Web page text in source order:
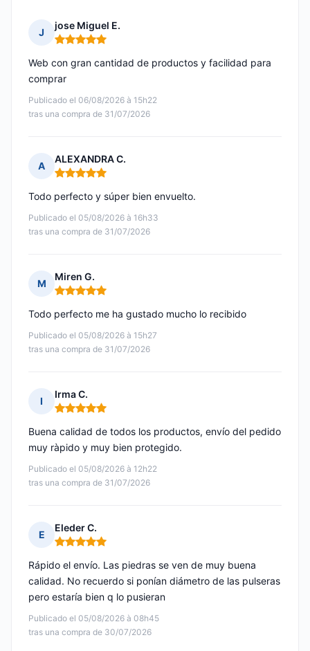
J
jose Miguel E.
Nota: 5 de 5
Publicado el 06/08/2026 à 15h22
tras una compra de 31/07/2026
Web con gran cantidad de productos y facilidad para
comprar
A
ALEXANDRA C.
Nota: 5 de 5
Publicado el 05/08/2026 à 16h33
tras una compra de 31/07/2026
Todo perfecto y súper bien envuelto.
M
Miren G.
Nota: 5 de 5
Publicado el 05/08/2026 à 15h27
tras una compra de 31/07/2026
Todo perfecto me ha gustado mucho lo recibido
I
Irma C.
Nota: 5 de 5
Publicado el 05/08/2026 à 12h22
tras una compra de 31/07/2026
Buena calidad de todos los productos, envío del pedido
muy ràpido y muy bien protegido.
E
Eleder C.
Nota: 5 de 5
Publicado el 05/08/2026 à 08h45
tras una compra de 30/07/2026
Rápido el envío. Las piedras se ven de muy buena
calidad. No recuerdo si ponían diámetro de las pulseras
pero estaría bien q lo pusieran